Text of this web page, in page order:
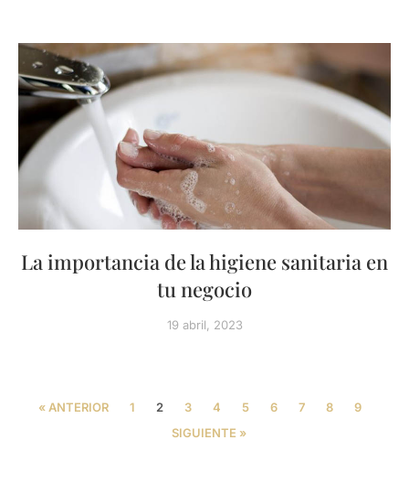
La importancia de la higiene sanitaria en
tu negocio
19 abril, 2023
« ANTERIOR 1 2 3 4 5 6 7 8
9
SIGUIENTE »